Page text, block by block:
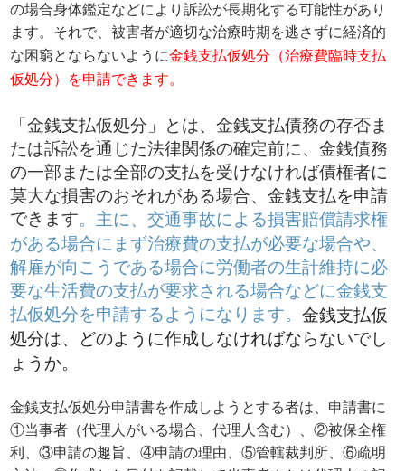
の場合身体鑑定などにより訴訟が長期化する可能性があり
ます。それで、被害者が適切な治療時期を逃さずに経済的
な困窮とならないように金銭支払仮処分（治療費臨時支払
仮処分）を申請できます。
「金銭支払仮処分」とは、金銭支払債務の存否ま
たは訴訟を通じた法律関係の確定前に、金銭債務
の一部または全部の支払を受けなければ債権者に
莫大な損害のおそれがある場合、金銭支払を申請
できます。 主に、交通事故による損害賠償請求権
がある場合にまず治療費の支払が必要な場合や、
解雇が向こうである場合に労働者の生計維持に必
要な生活費の支払が要求される場合などに金銭支
払仮処分を申請するようになります。金銭支払仮
処分は、どのように作成しなければならないでし
ょうか。
金銭支払仮処分申請書を作成しようとする者は、申請書に
①当事者（代理人がいる場合、代理人含む）、②被保全権
利、③申請の趣旨、④申請の理由、⑤管轄裁判所、⑥疏明